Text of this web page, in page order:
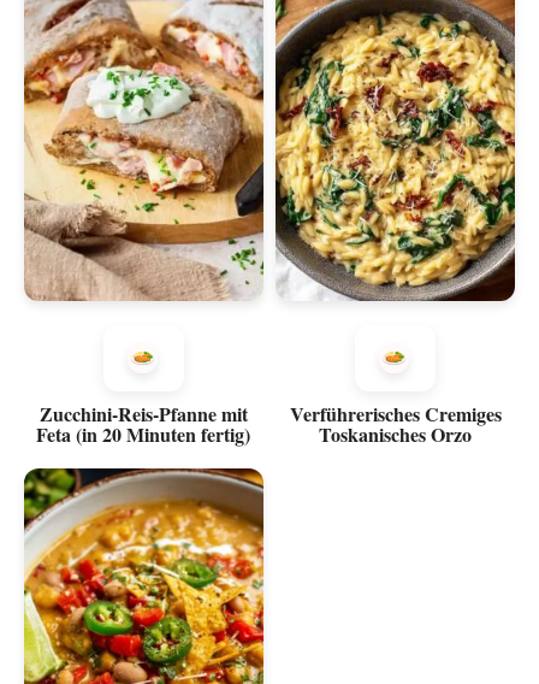
Zucchini-Reis-Pfanne mit
Feta (in 20 Minuten fertig)
Verführerisches Cremiges
Toskanisches Orzo